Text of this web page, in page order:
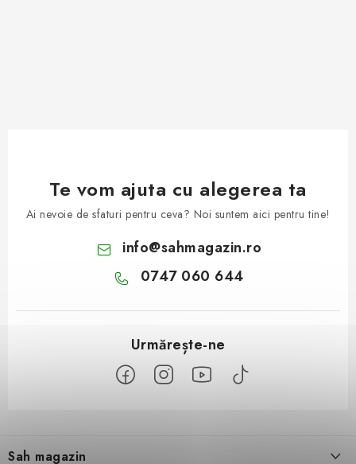
Te vom ajuta cu alegerea ta
Ai nevoie de sfaturi pentru ceva? Noi suntem aici pentru tine!
info@sahmagazin.ro
0747 060 644
Sah magazin